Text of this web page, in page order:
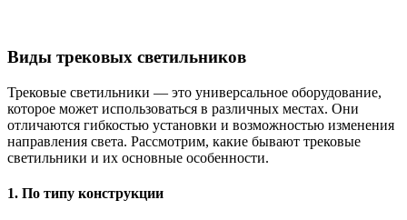
Виды трековых светильников
Трековые светильники — это универсальное оборудование,
которое может использоваться в различных местах. Они
отличаются гибкостью установки и возможностью изменения
направления света. Рассмотрим, какие бывают трековые
светильники и их основные особенности.
1. По типу конструкции